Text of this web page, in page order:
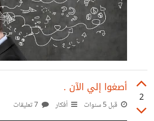
2
أصغوا إلي الآن .
قبل 5 سنوات أفكار